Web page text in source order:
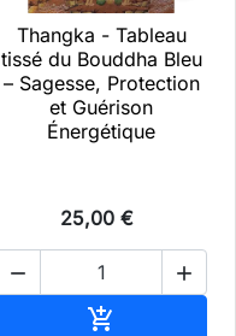
Thangka - Tableau
tissé du Bouddha Bleu
– Sagesse, Protection
et Guérison
Énergétique
25,00 €
 
